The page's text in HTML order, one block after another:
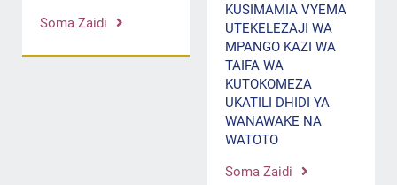
Soma Zaidi
KUSIMAMIA VYEMA
UTEKELEZAJI WA
MPANGO KAZI WA
TAIFA WA
KUTOKOMEZA
UKATILI DHIDI YA
WANAWAKE NA
WATOTO
Soma Zaidi